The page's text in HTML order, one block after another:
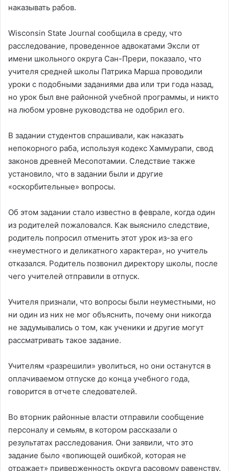
наказывать рабов.
Wisconsin State Journal сообщила в среду, что
расследование, проведенное адвокатами Эксли от
имени школьного округа Сан-Прери, показало, что
учителя средней школы Патрика Марша проводили
уроки с подобными заданиями два или три года назад,
но урок был вне районной учебной программы, и никто
на любом уровне руководства не одобрил его.
В задании студентов спрашивали, как наказать
непокорного раба, используя кодекс Хаммурапи, свод
законов древней Месопотамии. Следствие также
установило, что в задании были и другие
«оскорбительные» вопросы.
Об этом задании стало известно в феврале, когда один
из родителей пожаловался. Как выяснило следствие,
родитель попросил отменить этот урок из-за его
«неуместного и деликатного характера», но учитель
отказался. Родитель позвонил директору школы, после
чего учителей отправили в отпуск.
Учителя признали, что вопросы были неуместными, но
ни один из них не мог объяснить, почему они никогда
не задумывались о том, как ученики и другие могут
рассматривать такое задание.
Учителям «разрешили» уволиться, но они останутся в
оплачиваемом отпуске до конца учебного года,
говорится в отчете следователей.
Во вторник районные власти отправили сообщение
персоналу и семьям, в котором рассказали о
результатах расследования. Они заявили, что это
задание было «вопиющей ошибкой, которая не
отражает» приверженность округа расовому равенству.